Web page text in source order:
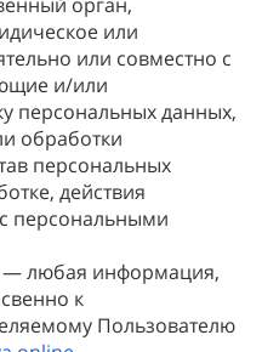
или
или совместно с
и/или
персональных данных,
обработки
персональных
действия
персональными
— любая информация,
к
Пользователю